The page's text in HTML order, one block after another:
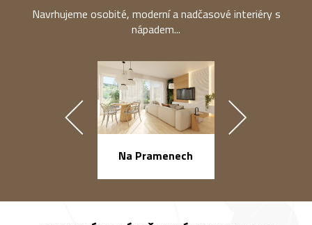
Navrhujeme osobité, moderní a nadčasové interiéry s
nápadem...
Na Pramenech